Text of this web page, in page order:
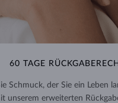
60 TAGE
Schmuck, der Sie ein Leben
unserem erweiterten